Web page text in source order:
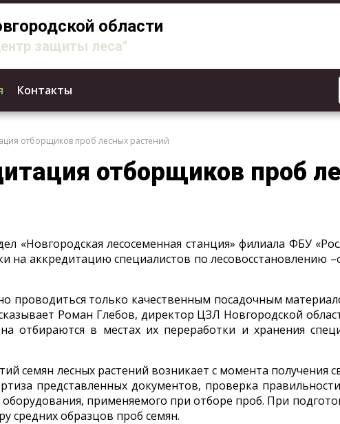
области
защиты леса"
Контакты
отборщиков проб лесных растений
отборщиков проб
«Новгородская лесосеменная станция» филиала ФБУ
на аккредитацию специалистов по лесовосстановлению
проводиться только качественным посадочным
Роман Глебов, директор ЦЗЛ Новгородской
отбираются в местах их переработки и хранения
семян лесных растений возникает с момента получения
представленных документов, проверка
применяемого при отборе проб. При
средних образцов проб семян.